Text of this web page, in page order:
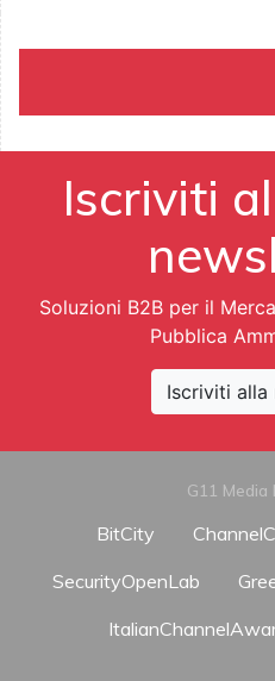
Iscriviti
Soluzioni B2B per il
Pubblica
Iscriviti alla
G11
BitCity
SecurityOpenLab